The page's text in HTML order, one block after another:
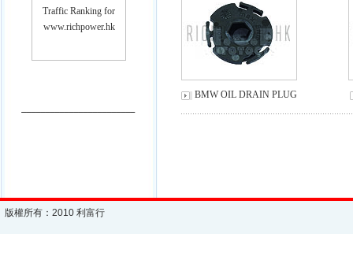
BMW OIL DRAIN PLUG
版權所有：2010 利富行